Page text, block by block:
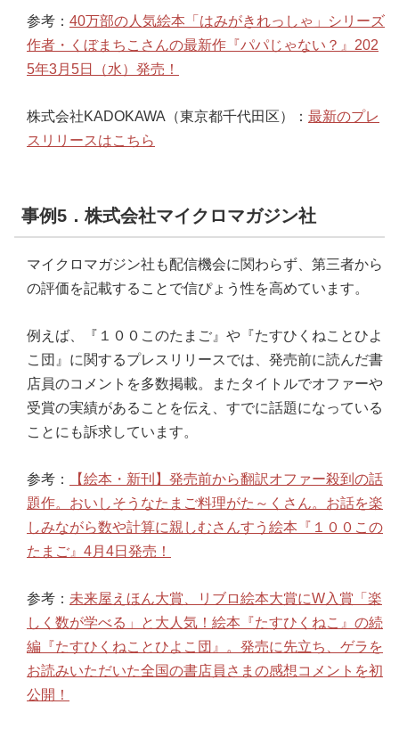
参考： 40万部の人気絵本「はみがきれっしゃ」シリーズ
作者・くぼまちこさんの最新作『パパじゃない？』202
5年3月5日（水）発売！
株式会社KADOKAWA（東京都千代田区）： 最新のプレ
スリリースはこちら
事例5．株式会社マイクロマガジン社
マイクロマガジン社も配信機会に関わらず、第三者から
の評価を記載することで信ぴょう性を高めています。
例えば、『１００このたまご』や『たすひくねことひよ
こ団』に関するプレスリリースでは、発売前に読んだ書
店員のコメントを多数掲載。またタイトルでオファーや
受賞の実績があることを伝え、すでに話題になっている
ことにも訴求しています。
参考：
【絵本・新刊】発売前から翻訳オファー殺到の話
題作。おいしそうなたまご料理がた～くさん。お話を楽
しみながら数や計算に親しむさんすう絵本『１００この
たまご』4月4日発売！
参考： 未来屋えほん大賞、リブロ絵本大賞にW入賞「楽
しく数が学べる」と大人気！絵本『たすひくねこ』の続
編『たすひくねことひよこ団』。発売に先立ち、ゲラを
お読みいただいた全国の書店員さまの感想コメントを初
公開！